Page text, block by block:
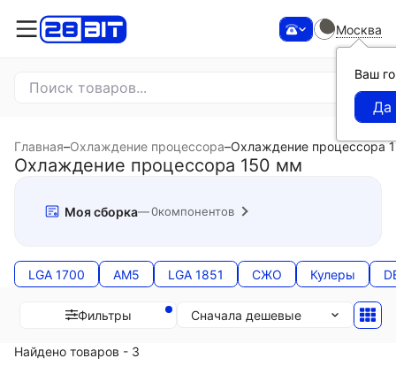
Москва
Ваш
Главная–Охлаждение процессора–Охлаждение процессора
Охлаждение процессора 150 мм
Моя сборка 0компонентов
LGA 1700 AM5 LGA 1851 СЖО Кулеры
Сначала дешевые
Фильтры
Найдено товаров - 3